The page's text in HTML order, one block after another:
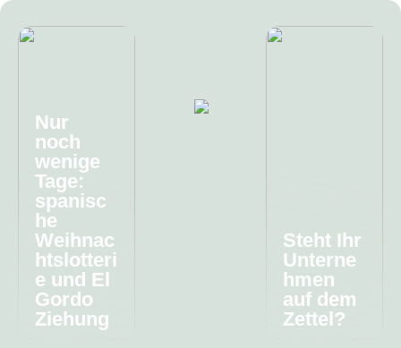
Nur
noch
wenige
Tage:
spanisc
he
Weihnac
htslotteri
e und El
Gordo
Ziehung
Steht Ihr
Unterne
hmen
auf dem
Zettel?